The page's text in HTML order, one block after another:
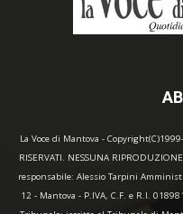
La Voce di Mantova -
RISERVATI. NESSUNA
responsabile: Alessio Tarpini
12 - Mantova - P.IVA, C.F. e R.I.